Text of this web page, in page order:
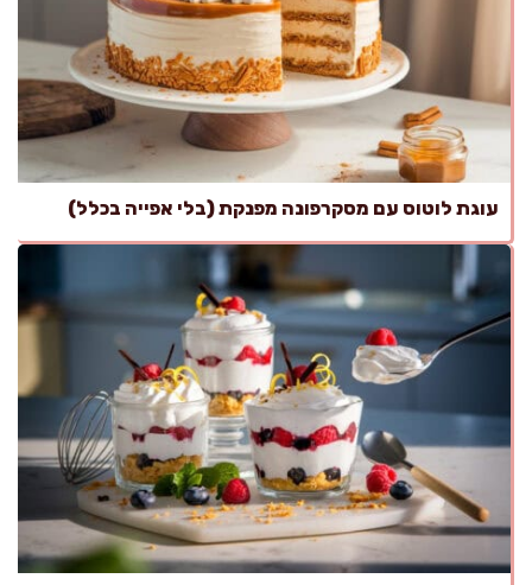
עוגת לוטוס עם מסקרפונה מפנקת (בלי אפייה בכלל)